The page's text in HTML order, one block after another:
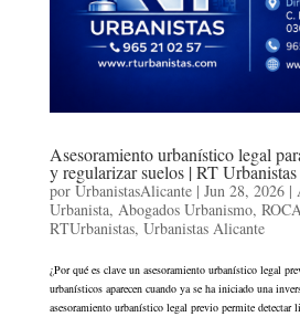
Asesoramiento urbanístico legal
y regularizar suelos | RT Urbanistas
por UrbanistasAlicante| Jun 28, 2026|
Urbanista, Abogados Urbanismo,
RTUrbanistas, Urbanistas Alicante
¿Por qué es clave un asesoramiento urbanístico legal
urbanísticos aparecen cuando ya se ha iniciado una
asesoramiento urbanístico legal previo permite detectar